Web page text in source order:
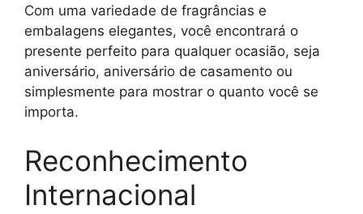
Com uma variedade de fragrâncias e
embalagens elegantes, você encontrará o
presente perfeito para qualquer ocasião, seja
aniversário, aniversário de casamento ou
simplesmente para mostrar o quanto você se
importa.
Reconhecimento
Internacional